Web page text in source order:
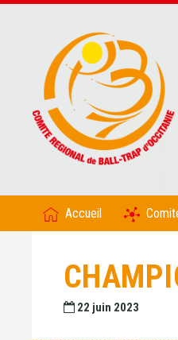
Accueil
22 juin 2023